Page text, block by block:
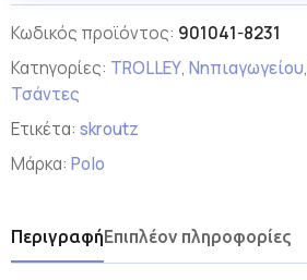
Κωδικός προϊόντος: 901041-8231
Κατηγορίες: TROLLEY, Νηπιαγωγείου,
Τσάντες
Ετικέτα: skroutz
Μάρκα: Polo
ΠεριγραφήΕπιπλέον πληροφορίες